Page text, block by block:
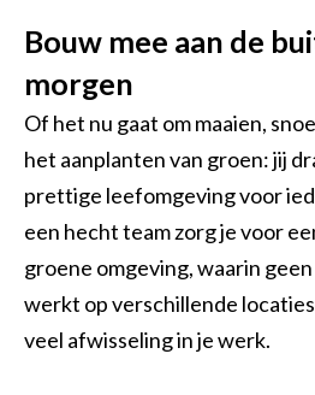
Assistent bouwen,
Opzichter/uitvoerder
Allround
Bouw mee aan de
morgen
Of het nu gaat om maaien,
het aanplanten van groen: jij
prettige leefomgeving voor
een hecht team zorg je voor
groene omgeving, waarin
werkt op verschillende
veel afwisseling in je werk.